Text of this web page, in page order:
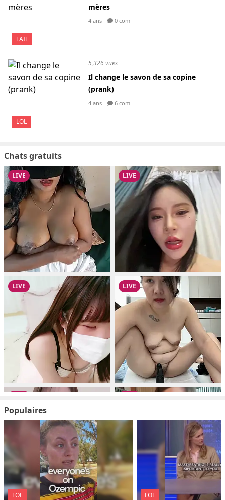
FAIL
mères
4 ans 0 com
LOL
5,326 vues
Il change le savon de sa copine
(prank)
4 ans 6 com
Chats gratuits
Populaires
LOL LOL